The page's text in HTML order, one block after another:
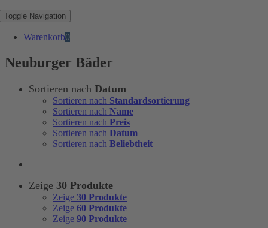
Toggle Navigation
Warenkorb0
Neuburger Bäder
Sortieren nach Datum
Sortieren nach Standardsortierung
Sortieren nach Name
Sortieren nach Preis
Sortieren nach Datum
Sortieren nach Beliebtheit
Zeige 30 Produkte
Zeige 30 Produkte
Zeige 60 Produkte
Zeige 90 Produkte